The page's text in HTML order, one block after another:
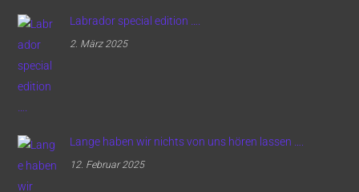
Labrador special edition ….
2. März 2025
Lange haben wir nichts von uns hören lassen ….
12. Februar 2025